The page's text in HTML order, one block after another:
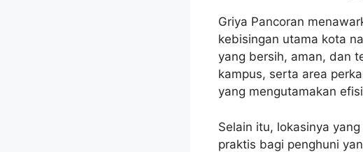
Griya Pancoran
kebisingan utama kota
yang bersih, aman, dan
kampus, serta area
yang mengutamakan
Selain itu, lokasinya
praktis bagi penghuni